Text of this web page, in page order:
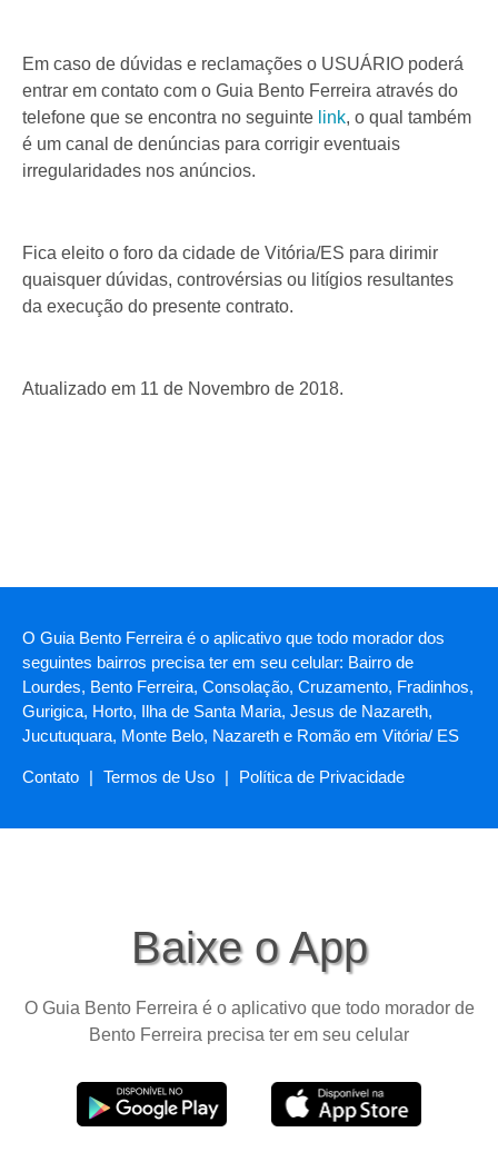
Em caso de dúvidas e reclamações o USUÁRIO poderá
entrar em contato com o Guia Bento Ferreira através do
telefone que se encontra no seguinte link, o qual também
é um canal de denúncias para corrigir eventuais
irregularidades nos anúncios.
Fica eleito o foro da cidade de Vitória/ES para dirimir
quaisquer dúvidas, controvérsias ou litígios resultantes
da execução do presente contrato.
Atualizado em 11 de Novembro de 2018.
O Guia Bento Ferreira é o aplicativo que todo morador dos
seguintes bairros precisa ter em seu celular: Bairro de
Lourdes, Bento Ferreira, Consolação, Cruzamento, Fradinhos,
Gurigica, Horto, Ilha de Santa Maria, Jesus de Nazareth,
Jucutuquara, Monte Belo, Nazareth e Romão em Vitória/ ES
Contato | Termos de Uso | Política de Privacidade
Baixe o App
O Guia Bento Ferreira é o aplicativo que todo morador de
Bento Ferreira precisa ter em seu celular